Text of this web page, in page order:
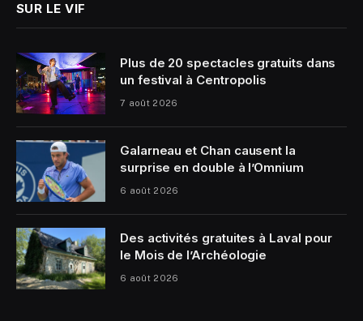
SUR LE VIF
Plus de 20 spectacles gratuits dans
un festival à Centropolis
7 août 2026
Galarneau et Chan causent la
surprise en double à l’Omnium
6 août 2026
Des activités gratuites à Laval pour
le Mois de l’Archéologie
6 août 2026